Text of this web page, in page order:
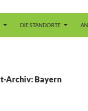
DIE STANDORTE
Archiv: Bayern